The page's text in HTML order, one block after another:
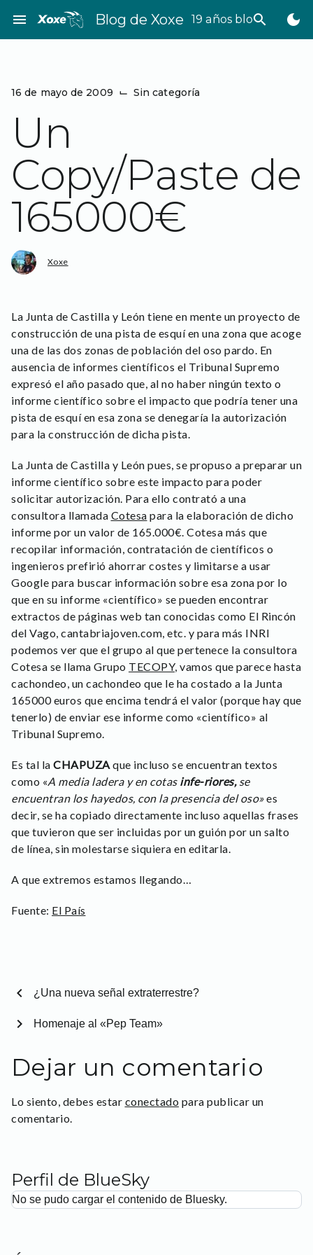
contenido
menu Blog de Xoxe 19 años bloggeando
search dark_mode
16 de mayo de 2009 ⌙ Sin categoría
Un
Copy/Paste de
165000€
Xoxe
La Junta de Castilla y León tiene en mente un proyecto de
construcción de una pista de esquí en una zona que acoge
una de las dos zonas de población del oso pardo. En
ausencia de informes científicos el Tribunal Supremo
expresó el año pasado que, al no haber ningún texto o
informe científico sobre el impacto que podría tener una
pista de esquí en esa zona se denegaría la autorización
para la construcción de dicha pista.
La Junta de Castilla y León pues, se propuso a preparar un
informe científico sobre este impacto para poder
solicitar autorización. Para ello contrató a una
consultora llamada Cotesa para la elaboración de dicho
informe por un valor de 165.000€. Cotesa más que
recopilar información, contratación de científicos o
ingenieros prefirió ahorrar costes y limitarse a usar
Google para buscar información sobre esa zona por lo
que en su informe «científico» se pueden encontrar
extractos de páginas web tan conocidas como El Rincón
del Vago, cantabriajoven.com, etc. y para más INRI
podemos ver que el grupo al que pertenece la consultora
Cotesa se llama Grupo TECOPY, vamos que parece hasta
cachondeo, un cachondeo que le ha costado a la Junta
165000 euros que encima tendrá el valor (porque hay que
tenerlo) de enviar ese informe como «científico» al
Tribunal Supremo.
Es tal la CHAPUZA que incluso se encuentran textos
como «A media ladera y en cotas infe-riores,se
encuentran los hayedos, con la presencia del oso»es
decir, se ha copiado directamente incluso aquellas frases
que tuvieron que ser incluidas por un guión por un salto
de línea, sin molestarse siquiera en editarla.
A que extremos estamos llegando…
Fuente: El País
chevron_left ¿Una nueva señal extraterrestre?
Homenaje al «Pep Team»
chevron_right
Dejar un comentario
Lo siento, debes estar conectado para publicar un
comentario.
Perfil de BlueSky
No se pudo cargar el contenido de Bluesky.